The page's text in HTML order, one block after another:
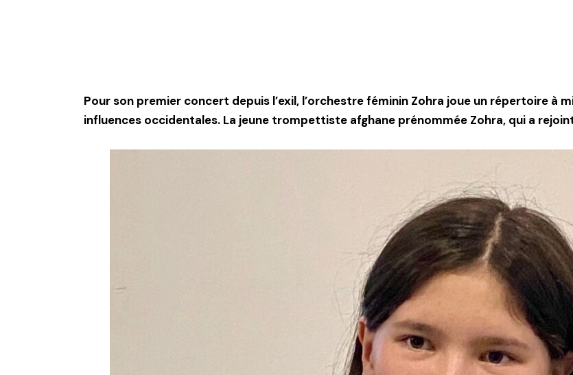
Pour son premier concert depuis l’exil, l’orchestre féminin Zohra joue un répertoire à
influences occidentales. La jeune trompettiste afghane prénommée Zohra, qui a